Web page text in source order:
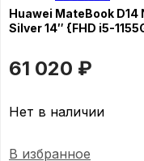
Huawei MateBook D14
Silver 14″ {FHD i5-
61 020 ₽
Нет в наличии
В избранное